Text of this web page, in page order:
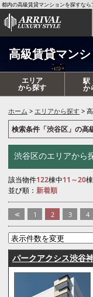
都内の高級賃貸マンションを探すな
高級賃貸マン
エリア
から探す
駅
か
ホーム エリアから探す
検索条件「渋谷区」の高
渋谷区のエリアから
該当物件122棟中11～20
並び順： 新着順
<< 1 2 3 4
パークアクシス渋谷